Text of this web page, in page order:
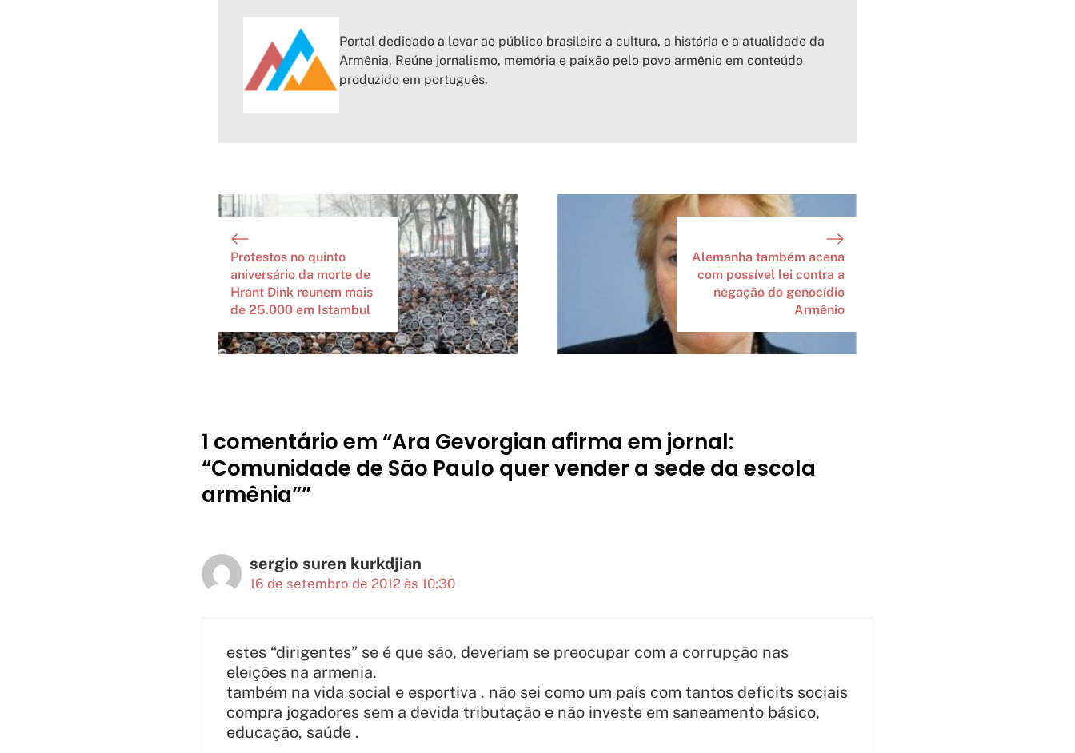
Portal dedicado a levar ao público brasileiro a cultura, a história e a atualidade da
Armênia. Reúne jornalismo, memória e paixão pelo povo armênio em conteúdo
produzido em português.
Protestos no quinto
aniversário da morte de
Hrant Dink reunem mais
de 25.000 em Istambul
Alemanha também acena
com possível lei contra a
negação do genocídio
Armênio
1 comentário em “Ara Gevorgian afirma em jornal:
“Comunidade de São Paulo quer vender a sede da escola
armênia””
sergio suren kurkdjian
16 de setembro de 2012 às 10:30
estes “dirigentes” se é que são, deveriam se preocupar com a corrupção nas
eleições na armenia.
também na vida social e esportiva . não sei como um país com tantos deficits sociais
compra jogadores sem a devida tributação e não investe em saneamento básico,
educação, saúde .